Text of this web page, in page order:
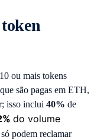
ou mais tokens
que são pagas em ETH,
isso inclui 40% de
do volume
podem reclamar